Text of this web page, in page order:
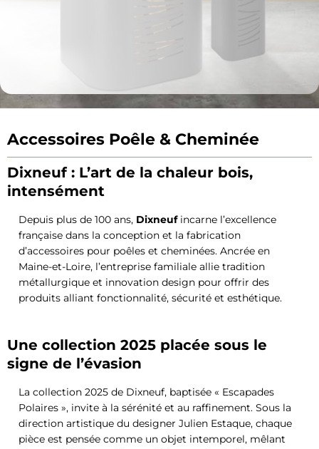
Accessoires Poêle & Cheminée
Dixneuf : L’art de la chaleur bois,
intensément
Depuis plus de 100 ans, Dixneufincarne l’excellence
française dans la conception et la fabrication
d’accessoires pour poêles et cheminées. Ancrée en
Maine-et-Loire, l’entreprise familiale allie tradition
métallurgique et innovation design pour offrir des
produits alliant fonctionnalité, sécurité et esthétique.
Une collection 2025 placée sous le
signe de l’évasion
La collection 2025 de Dixneuf, baptisée « Escapades
Polaires », invite à la sérénité et au raffinement. Sous la
direction artistique du designer Julien Estaque, chaque
pièce est pensée comme un objet intemporel, mêlant